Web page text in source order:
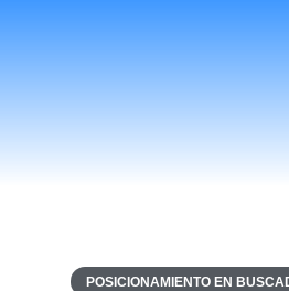
POSICIONAMIENTO EN